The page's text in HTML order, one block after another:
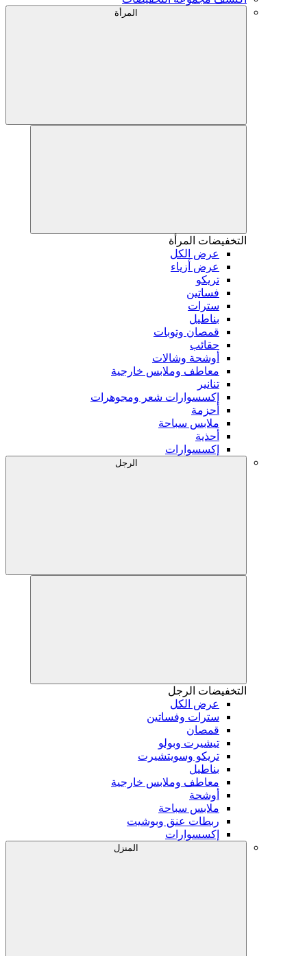
المرأة
التخفيضات المرأة
عرض الكل
عرض أزياء
تريكو
فساتين
سترات
بناطيل
قمصان وتوبات
حقائب
أوشحة وشالات
معاطف وملابس خارجية
تنانير
إكسسوارات شعر ومجوهرات
أحزمة
ملابس سباحة
أحذية
إكسسوارات
الرجل
التخفيضات الرجل
عرض الكل
سترات وفساتين
قمصان
تيشيرت وبولو
تريكو وسويتشيرت
بناطيل
معاطف وملابس خارجية
أوشحة
ملابس سباحة
ربطات عنق وبوشيت
إكسسوارات
المنزل